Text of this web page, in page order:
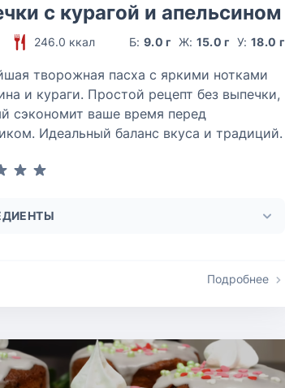
с курагой и апельсином
246.0 ккал Б: 9.0 г Ж: 15.0 г У: 18.0 г
творожная пасха с яркими нотками
и кураги. Простой рецепт без выпечки,
сэкономит ваше время перед
Идеальный баланс вкуса и традиций.
Подробнее